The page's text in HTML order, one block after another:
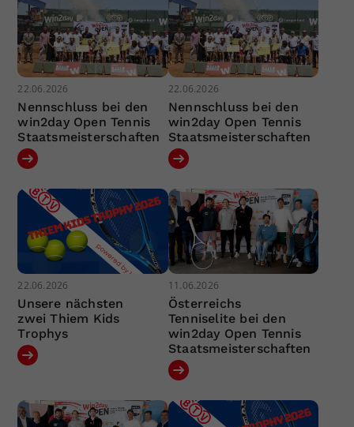
22.06.2026
Nennschluss bei den
win2day Open Tennis
Staatsmeisterschaften
22.06.2026
Nennschluss bei den
win2day Open Tennis
Staatsmeisterschaften
22.06.2026
Unsere nächsten
zwei Thiem Kids
Trophys
11.06.2026
Österreichs
Tenniselite bei den
win2day Open Tennis
Staatsmeisterschaften